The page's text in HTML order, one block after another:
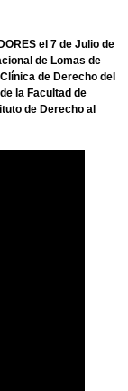
el 7 de Julio de
de Lomas de
de Derecho del
la Facultad de
de Derecho al